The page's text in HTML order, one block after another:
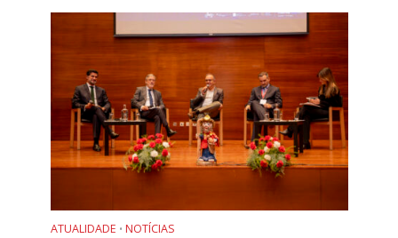
ATUALIDADE • NOTÍCIAS